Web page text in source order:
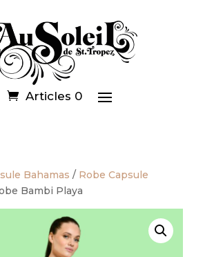
Articles 0
Bahamas / Robe Capsule
Bambi Playa